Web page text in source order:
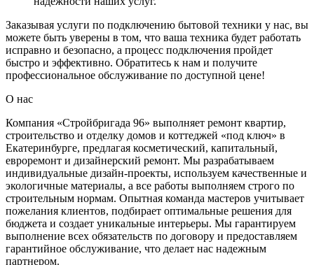
Заказывая услуги по подключению бытовой техники у нас, вы
можете быть уверены в том, что ваша техника будет работать
исправно и безопасно, а процесс подключения пройдет
быстро и эффективно. Обратитесь к нам и получите
профессиональное обслуживание по доступной цене!
О нас
Компания «Стройбригада 96» выполняет ремонт квартир,
строительство и отделку домов и коттеджей «под ключ» в
Екатеринбурге, предлагая косметический, капитальный,
евроремонт и дизайнерский ремонт. Мы разрабатываем
индивидуальные дизайн-проекты, используем качественные и
экологичные материалы, а все работы выполняем строго по
строительным нормам. Опытная команда мастеров учитывает
пожелания клиентов, подбирает оптимальные решения для
бюджета и создает уникальные интерьеры. Мы гарантируем
выполнение всех обязательств по договору и предоставляем
гарантийное обслуживание, что делает нас надежным
партнером.